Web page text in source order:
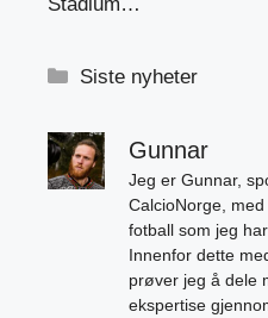
Kategorier
Siste nyheter
Gunnar
Jeg er Gunnar,
CalcioNorge,
fotball som jeg
Innenfor dette
prøver jeg å dele
ekspertise